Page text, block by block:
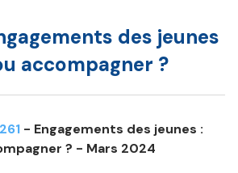
des jeunes
accompagner ?
- Engagements des jeunes :
? - Mars 2024